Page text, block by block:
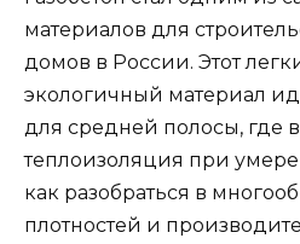
материалов для
домов в России. Этот
экологичный материал
для средней полосы, где
теплоизоляция при
как разобраться в
плотностей и